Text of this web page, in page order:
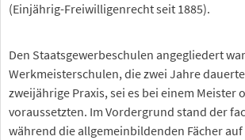
(Einjährig-Freiwilligenrecht seit 1885).
Den Staatsgewerbeschulen angegliedert
Werkmeisterschulen, die zwei Jahre
zweijährige Praxis, sei es bei einem Meister
voraussetzten. Im Vordergrund stand der
während die allgemeinbildenden Fächer